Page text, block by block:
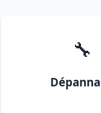
🔧